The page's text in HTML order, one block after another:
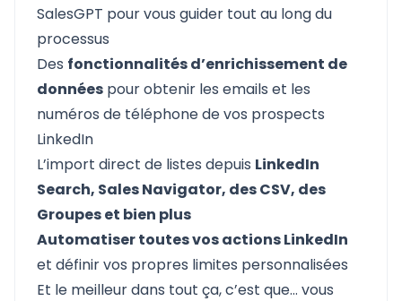
SalesGPT pour vous guider tout au long du
processus
Des fonctionnalités d’enrichissement de
données pour obtenir les emails et les
numéros de téléphone de vos prospects
LinkedIn
L’import direct de listes depuis LinkedIn
Search, Sales Navigator, des CSV, des
Groupes et bien plus
Automatiser toutes vos actions LinkedIn
et définir vos propres limites personnalisées
Et le meilleur dans tout ça, c’est que… vous